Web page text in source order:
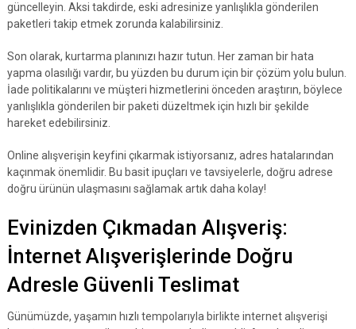
güncelleyin. Aksi takdirde, eski adresinize yanlışlıkla gönderilen
paketleri takip etmek zorunda kalabilirsiniz.
Son olarak, kurtarma planınızı hazır tutun. Her zaman bir hata
yapma olasılığı vardır, bu yüzden bu durum için bir çözüm yolu bulun.
İade politikalarını ve müşteri hizmetlerini önceden araştırın, böylece
yanlışlıkla gönderilen bir paketi düzeltmek için hızlı bir şekilde
hareket edebilirsiniz.
Online alışverişin keyfini çıkarmak istiyorsanız, adres hatalarından
kaçınmak önemlidir. Bu basit ipuçları ve tavsiyelerle, doğru adrese
doğru ürünün ulaşmasını sağlamak artık daha kolay!
Evinizden Çıkmadan Alışveriş:
İnternet Alışverişlerinde Doğru
Adresle Güvenli Teslimat
Günümüzde, yaşamın hızlı tempolarıyla birlikte internet alışverişi